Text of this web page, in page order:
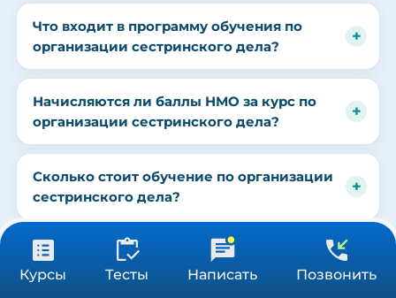
Курсы Тесты Написать Позвонить
Что входит в программу обучения по
организации сестринского дела?
Начисляются ли баллы НМО за курс по
организации сестринского дела?
Сколько стоит обучение по организации
сестринского дела?
Какие документы нужны для зачисления
на курс?
от 3 900 ₽
36/72/144 ч Получить консультацию